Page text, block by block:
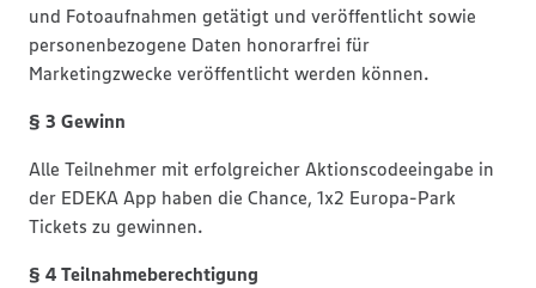
und Fotoaufnahmen getätigt und veröffentlicht sowie
personenbezogene Daten honorarfrei für
Marketingzwecke veröffentlicht werden können.
§ 3 Gewinn
Alle Teilnehmer mit erfolgreicher Aktionscodeeingabe in
der EDEKA App haben die Chance, 1x2 Europa-Park
Tickets zu gewinnen.
§ 4 Teilnahmeberechtigung